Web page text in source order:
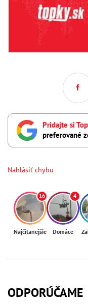
Pridajte si
preferované
Nahlásiť chybu
16
Najčítanejšie
4
Domáce
ODPORÚČAME